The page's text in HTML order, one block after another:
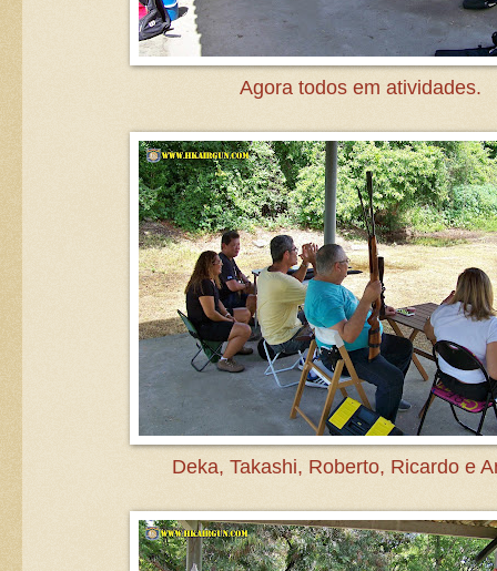
Agora todos em atividades.
Deka, Takashi, Roberto, Ricardo e